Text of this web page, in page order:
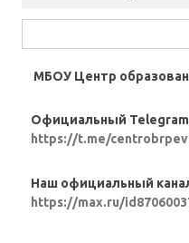
МБОУ Центр
Официальный
https://t.me/
Наш официальный
https://max.ru/